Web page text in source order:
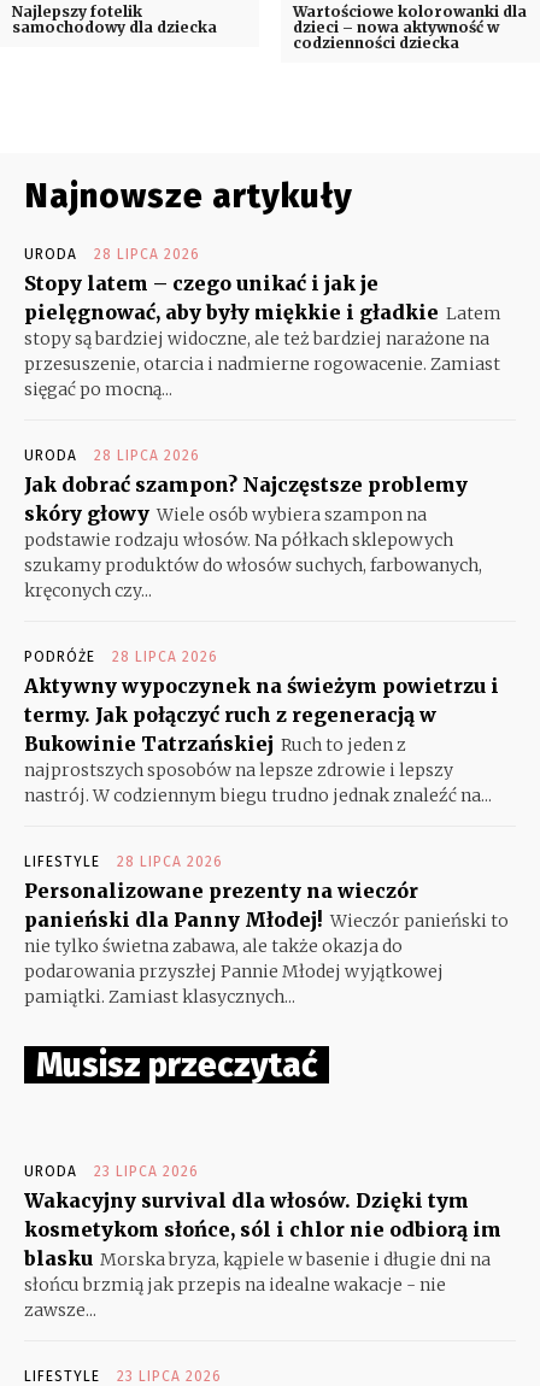
Najlepszy fotelik
samochodowy dla dziecka
Wartościowe kolorowanki dla
dzieci – nowa aktywność w
codzienności dziecka
Najnowsze artykuły
URODA 28 LIPCA 2026
Stopy latem – czego unikać i jak je
pielęgnować, aby były miękkie i gładkie Latem
stopy są bardziej widoczne, ale też bardziej narażone na
przesuszenie, otarcia i nadmierne rogowacenie. Zamiast
sięgać po mocną...
URODA 28 LIPCA 2026
Jak dobrać szampon? Najczęstsze problemy
skóry głowy Wiele osób wybiera szampon na
podstawie rodzaju włosów. Na półkach sklepowych
szukamy produktów do włosów suchych, farbowanych,
kręconych czy...
PODRÓŻE 28 LIPCA 2026
Aktywny wypoczynek na świeżym powietrzu i
termy. Jak połączyć ruch z regeneracją w
Bukowinie Tatrzańskiej Ruch to jeden z
najprostszych sposobów na lepsze zdrowie i lepszy
nastrój. W codziennym biegu trudno jednak znaleźć na...
LIFESTYLE 28 LIPCA 2026
Personalizowane prezenty na wieczór
panieński dla Panny Młodej! Wieczór panieński to
nie tylko świetna zabawa, ale także okazja do
podarowania przyszłej Pannie Młodej wyjątkowej
pamiątki. Zamiast klasycznych...
Musisz przeczytać
URODA 23 LIPCA 2026
Wakacyjny survival dla włosów. Dzięki tym
kosmetykom słońce, sól i chlor nie odbiorą im
blasku Morska bryza, kąpiele w basenie i długie dni na
słońcu brzmią jak przepis na idealne wakacje - nie
zawsze...
LIFESTYLE 23 LIPCA 2026